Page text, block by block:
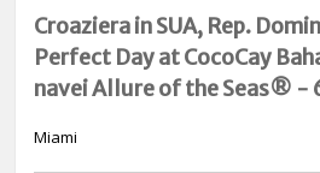
Croaziera in SUA, Rep.
Perfect Day at CocoCay
navei Allure of the Seas® -
Miami